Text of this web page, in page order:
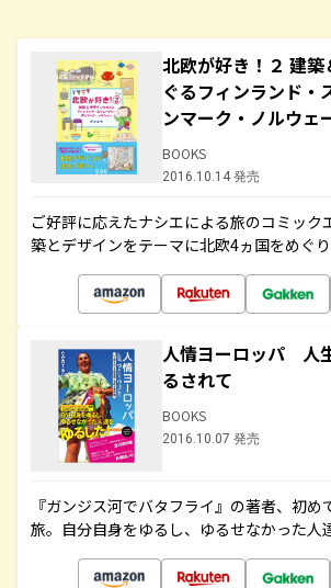
北欧が好き！２ 建
ぐるフィンランド・
ンマーク・ノルウェ
BOOKS
2016.10.14 発売
ご好評に応えたナシエによる旅のコミック
築とデザインをテーマに北欧4ヵ国をめぐり
人情ヨーロッパ 人
るされて
BOOKS
2016.10.07 発売
『ガンジス河でバタフライ』の著者、初
旅。自分自身をゆるし、ゆるせなかった人